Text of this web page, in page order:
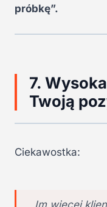
próbkę”.
7.
Twoją
Ciekawostka: